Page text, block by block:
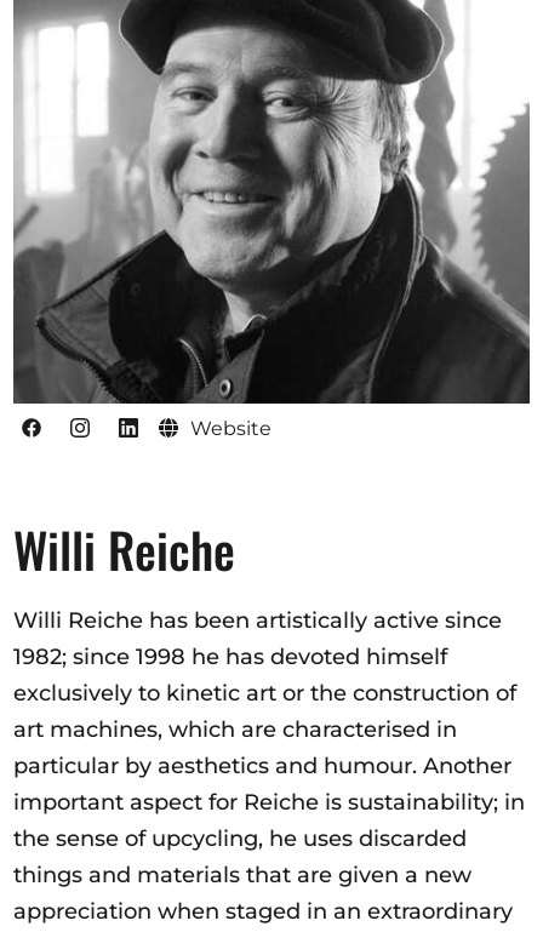
Opportunities
Become a member
Artists
About us
Donate
Partners
Help
Contact
Website
Willi Reiche
Willi Reiche has been artistically active since
1982; since 1998 he has devoted himself
exclusively to kinetic art or the construction of
art machines, which are characterised in
particular by aesthetics and humour. Another
important aspect for Reiche is sustainability; in
the sense of upcycling, he uses discarded
things and materials that are given a new
appreciation when staged in an extraordinary